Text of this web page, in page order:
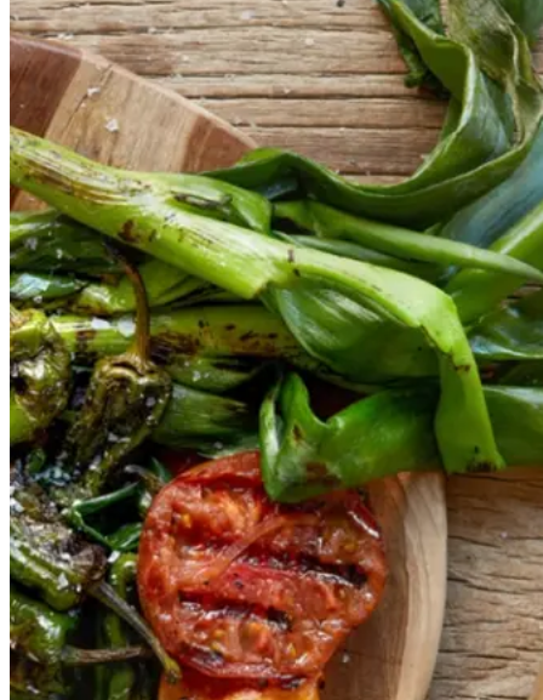
CatalanskCatalansk
bønnesalatbønnesala
t medmed
grilledegrillede
grøntsagergrøntsage
r ogog salbitxada-
saucesalbitxada-
sauce
Gem opskrift
Vegansk
Vegetarisk
Vores version af den traditionelle
salat empedrat fra det catalanske
køkken. Spis den med brød som
en let frokost eller i et større
måltid som her. Salbitxada minder
noget om en anden ligeledes
catalansk sauce, romesco. I